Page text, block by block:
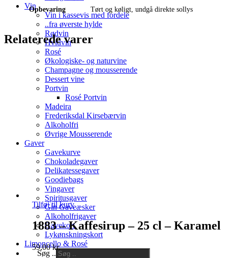
Vin
Vin i kassevis med fordele
..fra øverste hylde
Rødvin
Hvidvin
Rosé
Økologiske- og naturvine
Champagne og mousserende
Dessert vine
Portvin
Rosé Portvin
Madeira
Frederiksdal Kirsebærvin
Alkoholfri
Øvrige Mousserende
Gaver
Gavekurve
Chokoladegaver
Delikatessegaver
Goodiebags
Vingaver
Spiritusgaver
Gin Gaveæsker
Alkoholfrigaver
Gavekort
Lykønskningskort
Limoncello & Rosé
Søg ..
Opbevaring Tørt og køligt, undgå direkte sollys
Relaterede varer
Tilføj til kurv
1883 – Kaffesirup – 25 cl – Karamel
59,00kr.